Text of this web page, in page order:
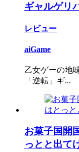
ギャルゲリ
レビュー
aiGame
乙女ゲーの地
「逆転」ギ...
お菓子国開
っとと出て